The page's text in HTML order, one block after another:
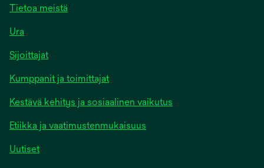
Tietoa meistä
Ura
Sijoittajat
Kumppanit ja toimittajat
Kestävä kehitys ja sosiaalinen vaikutus
Etiikka ja vaatimustenmukaisuus
Uutiset